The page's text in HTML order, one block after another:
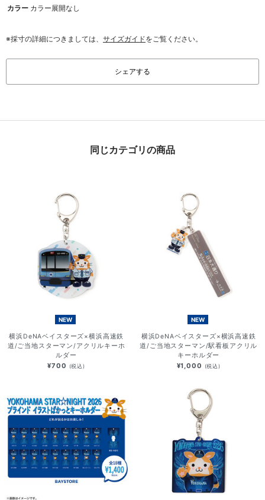
カラー カラー展開なし
※採寸の詳細につきましては、 サイズガイドをご覧ください。
シェアする
同じカテゴリの商品
NEW
横浜DeNAベイスターズ×横浜高速鉄
道/ご当地スターマン/アクリルキーホ
ルダー
¥700 (税込)
NEW
横浜DeNAベイスターズ×横浜高速鉄
道/ご当地スターマン/駅看板アクリル
キーホルダー
¥1,000 (税込)